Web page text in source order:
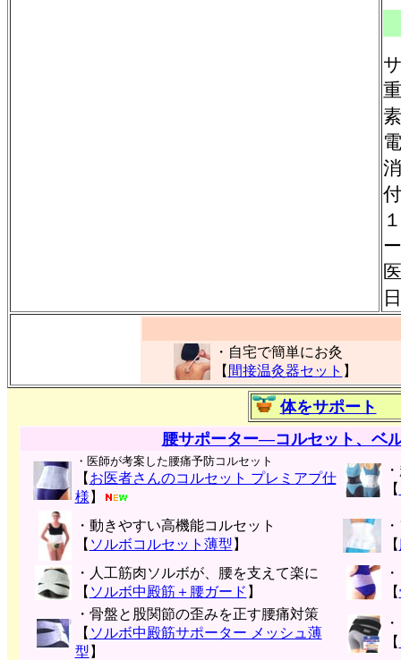
・自宅で簡単にお灸
【 間接温灸器セット 】
体をサポート
腰サポーター―コルセット、ベ
・医師が考案した腰痛予防コルセット
【 お医者さんのコルセット プレミアプ仕
様 】
【
・動きやすい高機能コルセット
【 ソルボコルセット薄型 】
【
・人工筋肉ソルボが、腰を支えて楽に
【 ソルボ中殿筋＋腰ガード 】
【
・骨盤と股関節の歪みを正す腰痛対策
【 ソルボ中殿筋サポーター メッシュ薄
型 】
【